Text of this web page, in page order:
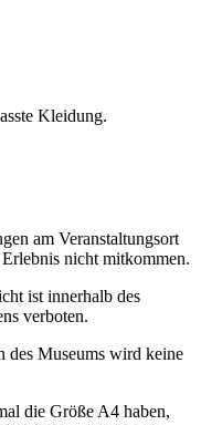
Kleidung.
am Veranstaltungsort
nicht mitkommen.
ist innerhalb des
verboten.
des Museums wird keine
die Größe A4 haben,